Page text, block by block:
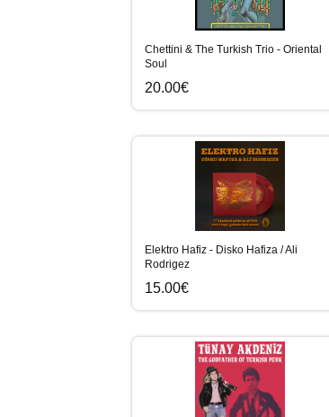
Chettini & The Turkish Trio - Oriental
Soul
20.00€
Elektro Hafiz - Disko Hafiza / Ali
Rodrigez
15.00€